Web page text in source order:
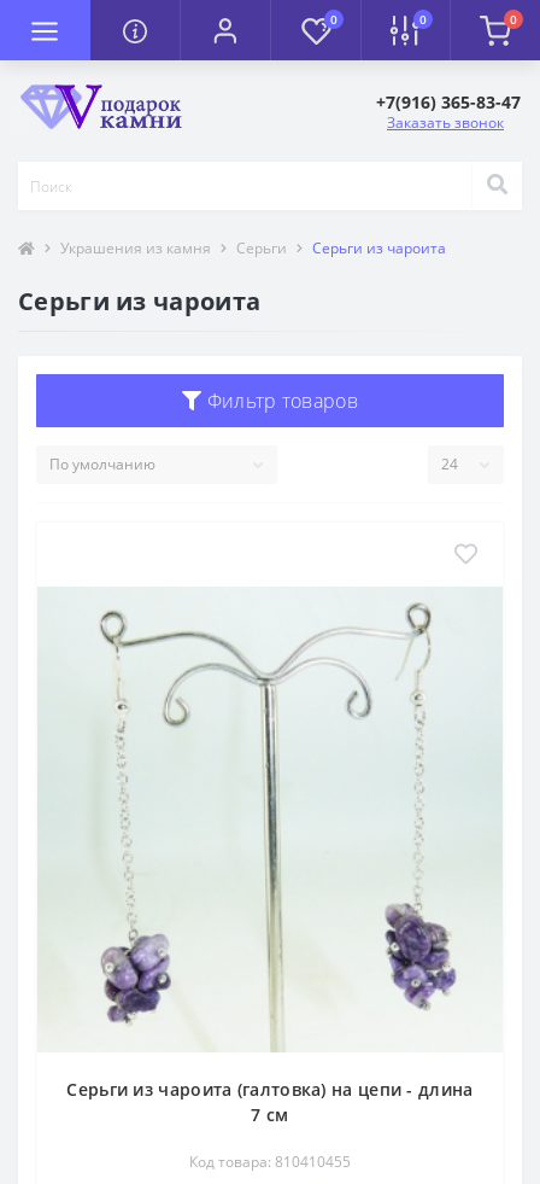
0 0 0
+7(916) 365-83-47
Заказать звонок
Украшения из камня Серьги Серьги из чароита
Серьги из чароита
Фильтр товаров
Серьги из чароита (галтовка) на цепи - длина
7 см
Код товара: 810410455